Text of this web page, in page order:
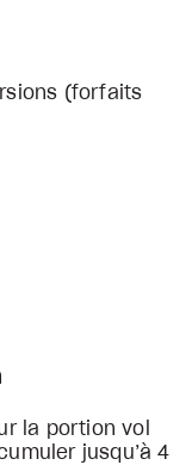
(forfaits
la portion vol
jusqu’à 4